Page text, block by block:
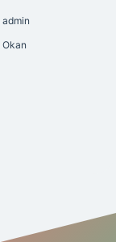
admin
Okan